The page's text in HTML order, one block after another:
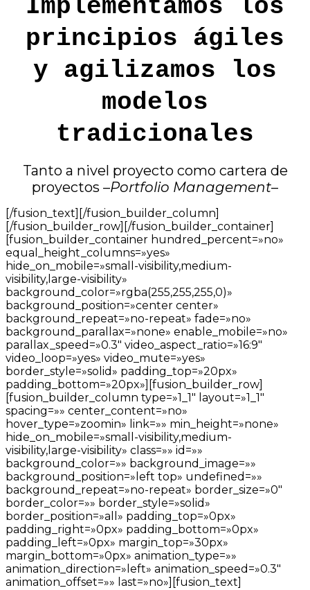
Implementamos los
principios ágiles
y agilizamos los
modelos
tradicionales
Tanto a nivel proyecto como cartera de
proyectos –Portfolio Management–
[/fusion_text][/fusion_builder_column]
[/fusion_builder_row][/fusion_builder_container]
[fusion_builder_container hundred_percent=»no»
equal_height_columns=»yes»
hide_on_mobile=»small-visibility,medium-
visibility,large-visibility»
background_color=»rgba(255,255,255,0)»
background_position=»center center»
background_repeat=»no-repeat» fade=»no»
background_parallax=»none» enable_mobile=»no»
parallax_speed=»0.3″ video_aspect_ratio=»16:9″
video_loop=»yes» video_mute=»yes»
border_style=»solid» padding_top=»20px»
padding_bottom=»20px»][fusion_builder_row]
[fusion_builder_column type=»1_1″ layout=»1_1″
spacing=»» center_content=»no»
hover_type=»zoomin» link=»» min_height=»none»
hide_on_mobile=»small-visibility,medium-
visibility,large-visibility» class=»» id=»»
background_color=»» background_image=»»
background_position=»left top» undefined=»»
background_repeat=»no-repeat» border_size=»0″
border_color=»» border_style=»solid»
border_position=»all» padding_top=»0px»
padding_right=»0px» padding_bottom=»0px»
padding_left=»0px» margin_top=»30px»
margin_bottom=»0px» animation_type=»»
animation_direction=»left» animation_speed=»0.3″
animation_offset=»» last=»no»][fusion_text]